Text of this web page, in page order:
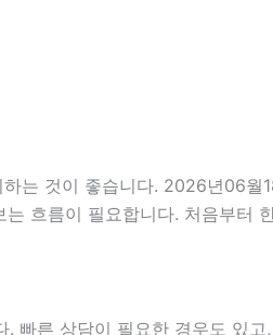
는 것이 좋습니다. 2026년06
흐름이 필요합니다. 처음부터
른 상담이 필요한 경우도 있